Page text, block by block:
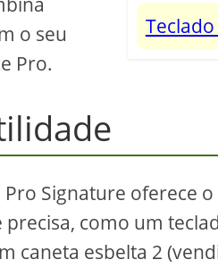
o seu
Pro.
Pro Signature oferece
precisa, como um
caneta esbelta 2